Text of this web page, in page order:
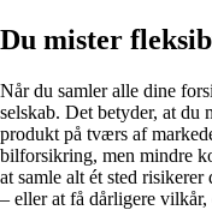
Du mister
Når du samler alle dine
selskab. Det betyder, at du
produkt på tværs af
bilforsikring, men mindre
at samle alt ét sted
– eller at få dårligere vilkår,